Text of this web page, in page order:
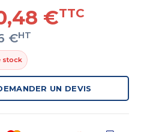
€TTC
€HT
stock
UN DEVIS